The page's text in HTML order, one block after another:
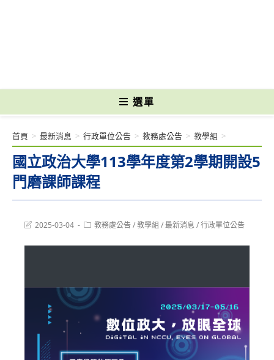
選單
國立政治大學113學年度第2學期開設5
門磨課師課程
首頁 > 最新消息 > 行政單位公告 > 教務處公告 > 教學組 >
Post2025-03-04
Post教務處公告/教學組 /最新消息 /行政單位公告